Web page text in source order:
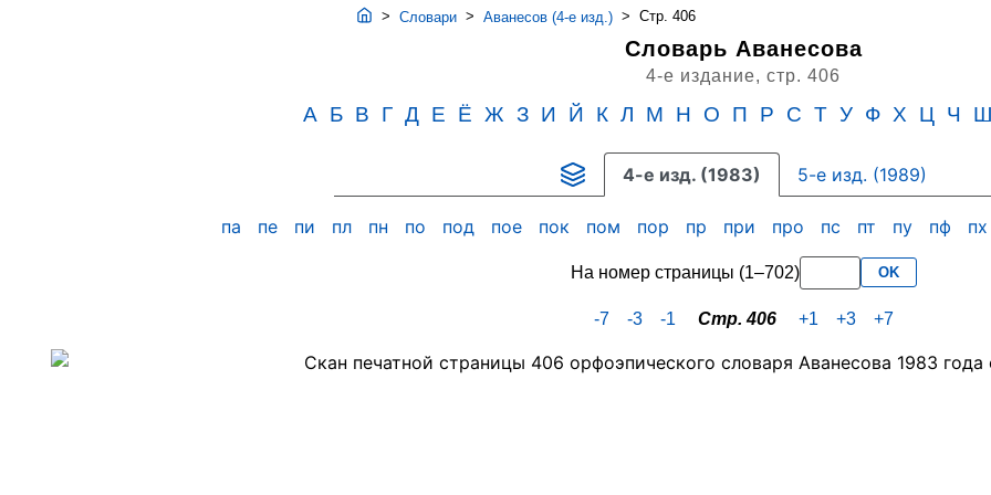
> Словари > Аванесов (4-е изд.) > Стр. 406
Словарь Аванесова
4-е издание, стр. 406
А Б В Г Д Е Ё Ж З И Й К Л М Н О П Р С Т У Ф Х Ц Ч Ш
4-е изд. (1983) 5-е изд. (1989)
па пе пи пл пн по под пое пок пом пор пр при про пс пт пу пф
На номер страницы (1–702) OK
-7 -3 -1 Стр. 406 +1 +3 +7
Скан